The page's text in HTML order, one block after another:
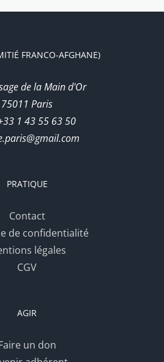
FRANCO-AFGHANE)
de la Main d'Or
75011 Paris
1 43 55 63 50
PRATIQUE
Contact
de confidentialité
légales
CGV
AGIR
un don